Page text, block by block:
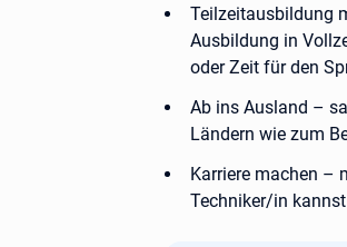
Teilzeitausbildung
Ausbildung in
oder Zeit für den
Ab ins Ausland –
Ländern wie zum
Karriere machen –
Techniker/in